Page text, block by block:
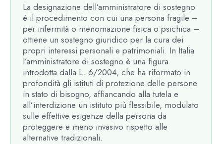
La designazione dell’amministratore di sostegno
è il procedimento con cui una persona fragile –
per infermità o menomazione fisica o psichica –
ottiene un sostegno giuridico per la cura dei
propri interessi personali e patrimoniali. In Italia
l’amministratore di sostegno è una figura
introdotta dalla L. 6/2004, che ha riformato in
profondità gli istituti di protezione delle persone
in stato di bisogno, affiancando alla tutela e
all’interdizione un istituto più flessibile, modulato
sulle effettive esigenze della persona da
proteggere e meno invasivo rispetto alle
alternative tradizionali.